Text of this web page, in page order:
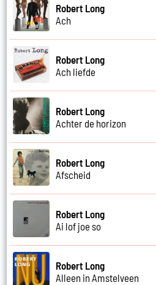
Robert Long
Ach
Robert Long
Ach liefde
Robert Long
Achter de horizon
Robert Long
Afscheid
Robert Long
Ai lof joe so
Robert Long
Alleen in Amstelveen